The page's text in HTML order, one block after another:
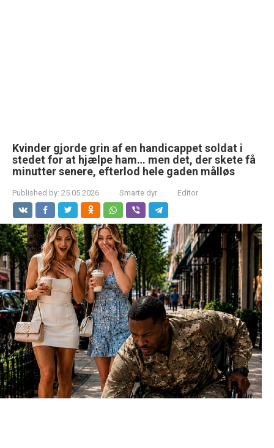
Kvinder gjorde grin af en handicappet soldat i
stedet for at hjælpe ham… men det, der skete få
minutter senere, efterlod hele gaden målløs
Published by: 25.05.2026 Smarte dyr Editor